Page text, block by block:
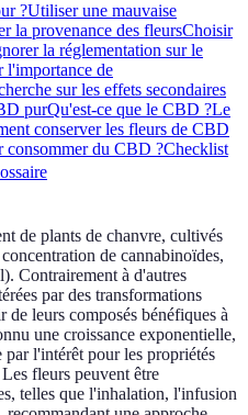
?Utiliser une mauvaise
la provenance des fleursChoisir
la réglementation sur le
l'importance de
sur les effets secondaires
purQu'est-ce que le CBD ?Le
conserver les fleurs de CBD
consommer du CBD ?Checklist
de plants de chanvre, cultivés
de cannabinoïdes,
Contrairement à d'autres
par des transformations
leurs composés bénéfiques à
une croissance exponentielle,
par l'intérêt pour les propriétés
fleurs peuvent être
telles que l'inhalation, l'infusion